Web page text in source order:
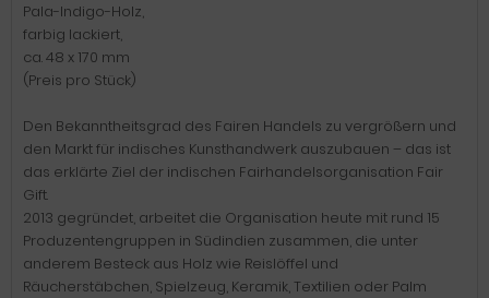
Pala-Indigo-Holz,
farbig lackiert,
ca. 48 x 170 mm
(Preis pro Stück)
Den Bekanntheitsgrad des Fairen Handels zu vergrößern und
den Markt für indisches Kunsthandwerk auszubauen – das ist
das erklärte Ziel der indischen Fairhandelsorganisation Fair
Gift.
2013 gegründet, arbeitet die Organisation heute mit rund 15
Produzentengruppen in Südindien zusammen, die unter
anderem Besteck aus Holz wie Reislöffel und
Räucherstäbchen, Spielzeug, Keramik, Textilien oder Palm